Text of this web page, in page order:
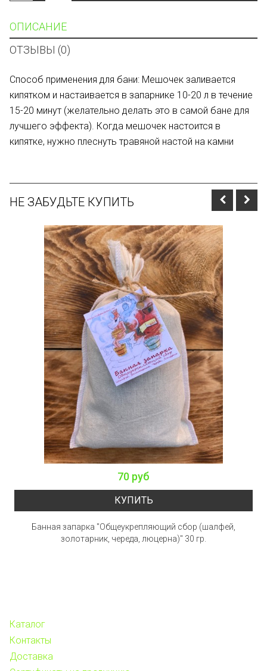
ОПИСАНИЕ
ОТЗЫВЫ (0)
Способ применения для бани: Мешочек заливается
кипятком и настаивается в запарнике 10-20 л в течение
15-20 минут (желательно делать это в самой бане для
лучшего эффекта). Когда мешочек настоится в
кипятке, нужно плеснуть травяной настой на камни
НЕ ЗАБУДЬТЕ КУПИТЬ
70 руб
КУПИТЬ
Банная запарка "Общеукрепляющий сбор (шалфей,
золотарник, череда, люцерна)" 30 гр.
Каталог
Контакты
Доставка